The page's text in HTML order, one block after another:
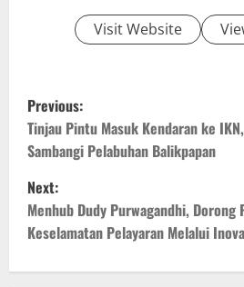
Visit Website
P
o
s
t
n
Previous:
Tinjau Pintu Masuk Kendaran ke
Sambangi Pelabuhan Balikpapan
Next:
Menhub Dudy Purwagandhi, Dorong
Keselamatan Pelayaran Melalui